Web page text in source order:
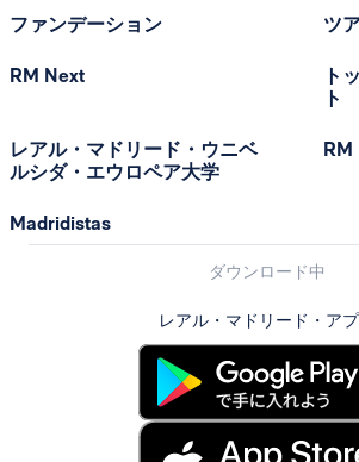
ファンデーション
RM Next
レアル・マドリード・ウニベ
ルシダ・エウロペア大学
Madridistas
ツ
ト
ト
RM
ダウンロード中
レアル・マドリード・アプ